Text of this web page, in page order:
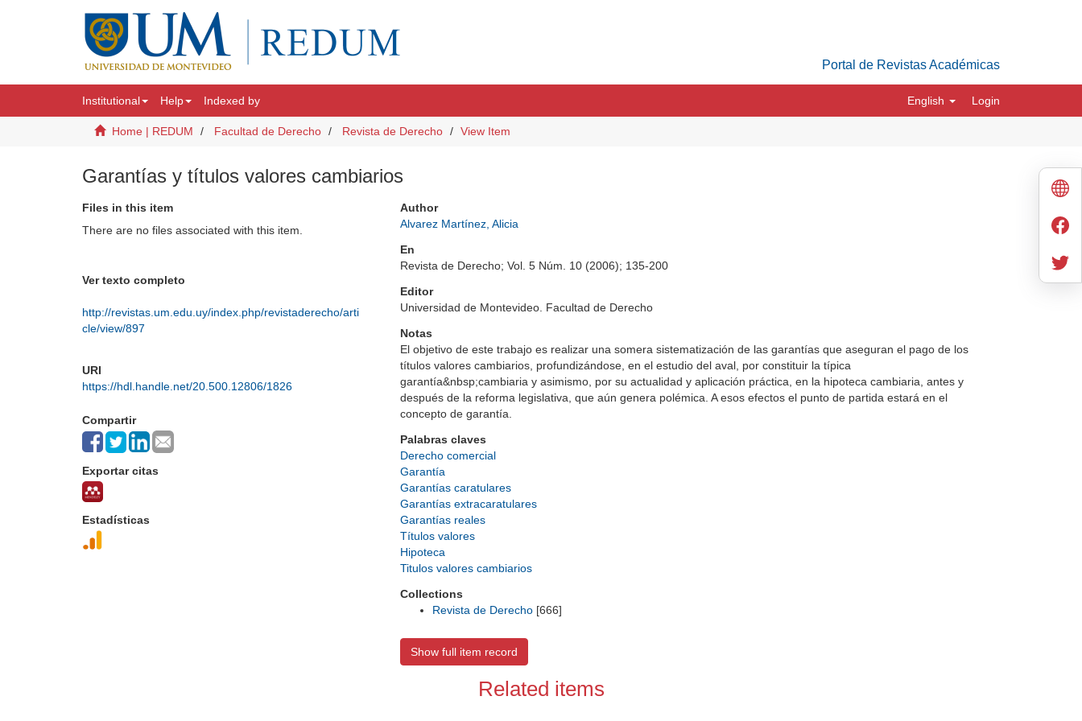
Portal de Revistas Académicas
Institutional Help Indexed by English Login
Home | REDUM Facultad de Derecho Revista de Derecho View Item
Garantías y títulos valores cambiarios
Files in this item
There are no files associated with this item.
Ver texto completo
http://revistas.um.edu.uy/index.php/revistaderecho/arti
cle/view/897
URI
https://hdl.handle.net/20.500.12806/1826
Compartir
Exportar citas
Estadísticas
Author
Alvarez Martínez, Alicia
En
Revista de Derecho; Vol. 5 Núm. 10 (2006); 135-200
Editor
Universidad de Montevideo. Facultad de Derecho
Notas
El objetivo de este trabajo es realizar una somera sistematización de las garantías que aseguran el pago de los
títulos valores cambiarios, profundizándose, en el estudio del aval, por constituir la típica
garantía&nbsp;cambiaria y asimismo, por su actualidad y aplicación práctica, en la hipoteca cambiaria, antes y
después de la reforma legislativa, que aún genera polémica. A esos efectos el punto de partida estará en el
concepto de garantía.
Palabras claves
Derecho comercial
Garantía
Garantías caratulares
Garantías extracaratulares
Garantías reales
Títulos valores
Hipoteca
Titulos valores cambiarios
Collections
Revista de Derecho [666]
Show full item record
Related items